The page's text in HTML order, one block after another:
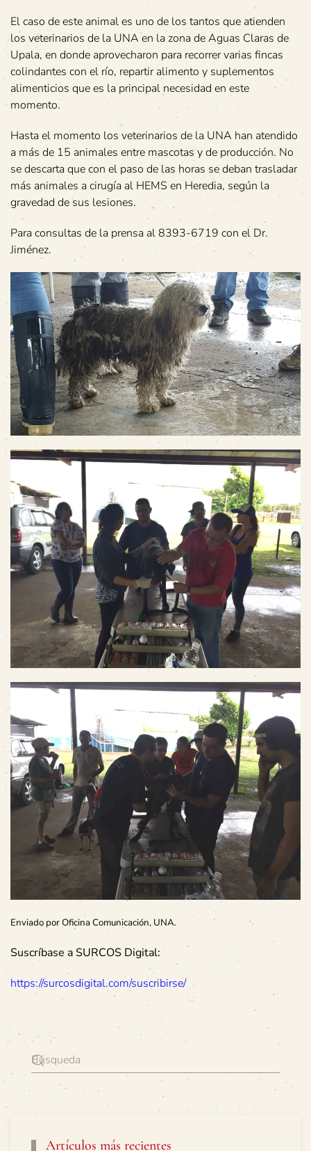
El caso de este animal es uno de los tantos que atienden
los veterinarios de la UNA en la zona de Aguas Claras de
Upala, en donde aprovecharon para recorrer varias fincas
colindantes con el río, repartir alimento y suplementos
alimenticios que es la principal necesidad en este
momento.
Hasta el momento los veterinarios de la UNA han atendido
a más de 15 animales entre mascotas y de producción. No
se descarta que con el paso de las horas se deban trasladar
más animales a cirugía al HEMS en Heredia, según la
gravedad de sus lesiones.
Para consultas de la prensa al 8393-6719 con el Dr.
Jiménez.
Enviado por Oficina Comunicación, UNA.
Suscríbase a SURCOS Digital:
https://surcosdigital.com/suscribirse/
Artículos más recientes